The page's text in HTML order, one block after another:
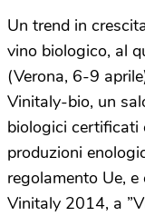
Un trend in
vino biologico, al
(Verona, 6-9
Vinitaly-bio, un
biologici certificati
produzioni
regolamento Ue,
Vinitaly 2014, a